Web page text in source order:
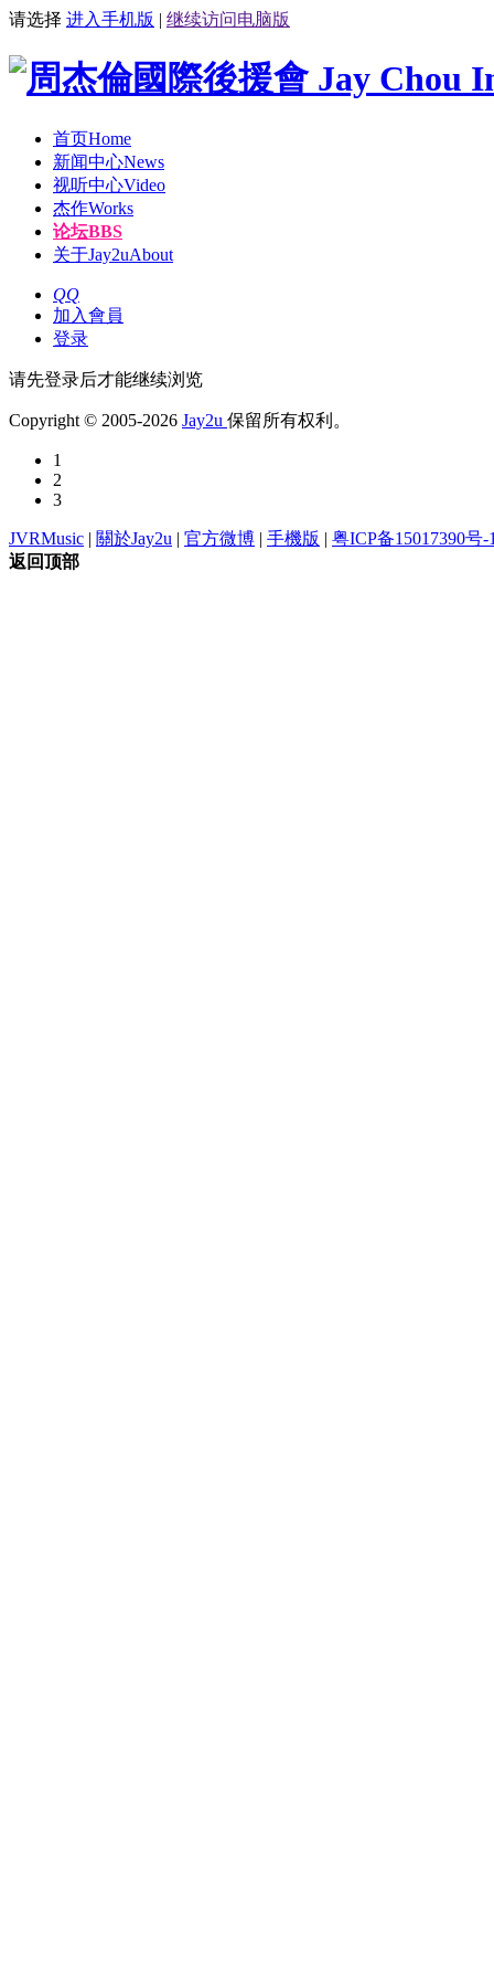
请选择 进入手机版 | 继续访问电脑版
首页Home
新闻中心News
视听中心Video
杰作Works
论坛BBS
关于Jay2uAbout
QQ
加入會員
登录
请先登录后才能继续浏览
Copyright © 2005-2026 Jay2u 保留所有权利。
1
2
3
JVRMusic | 關於Jay2u | 官方微博 | 手機版 | 粤ICP备15017390号-
返回顶部